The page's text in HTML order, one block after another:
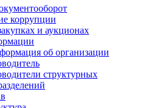
коррупции
и аукционах
об организации
структурных